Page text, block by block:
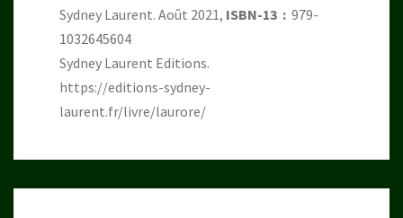
Sydney Laurent. Août 2021,
ISBN-13 ‏ : ‎ 979-
1032645604
Sydney Laurent Editions.
https://editions-sydney-
laurent.fr/livre/laurore/